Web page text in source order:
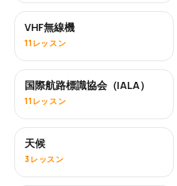
VHF無線機
11レッスン
国際航路標識協会（IALA）
11レッスン
天候
3レッスン